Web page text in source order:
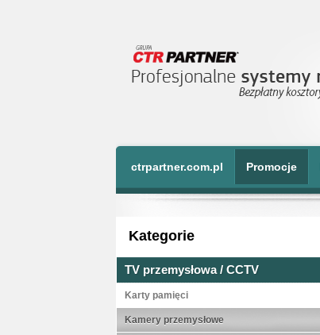
ctrpartner.com.pl Promocje
Kategorie
TV przemysłowa / CCTV
Karty pamięci
Kamery przemysłowe